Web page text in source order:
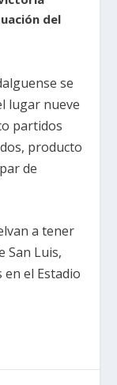
del
se
lugar nueve
partidos
producto
de
a tener
San Luis,
el Estadio